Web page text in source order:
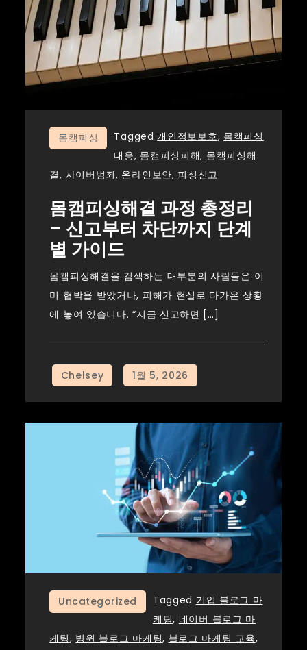
몸캠피싱 Tagged개인정보보호, 몸캠피싱
대응, 몸캠피싱피해, 몸캠피싱해
결, 사이버범죄, 온라인보안,피싱신고
몸캠피싱해결 과정 총정리
– 신고부터 차단까지 단계
별 가이드
몸캠피싱해결을 검색하는 대부분의 사람들은 이
미 협박을 받았거나, 피해가 현실로 다가온 상황
에 놓여 있습니다. “지금 신고하면 […]
Uncategorized Tagged 기업 블로그 마
케팅, 네이버 블로그 마
케팅, 병원 블로그 마케팅, 블로그 마케팅 교육,